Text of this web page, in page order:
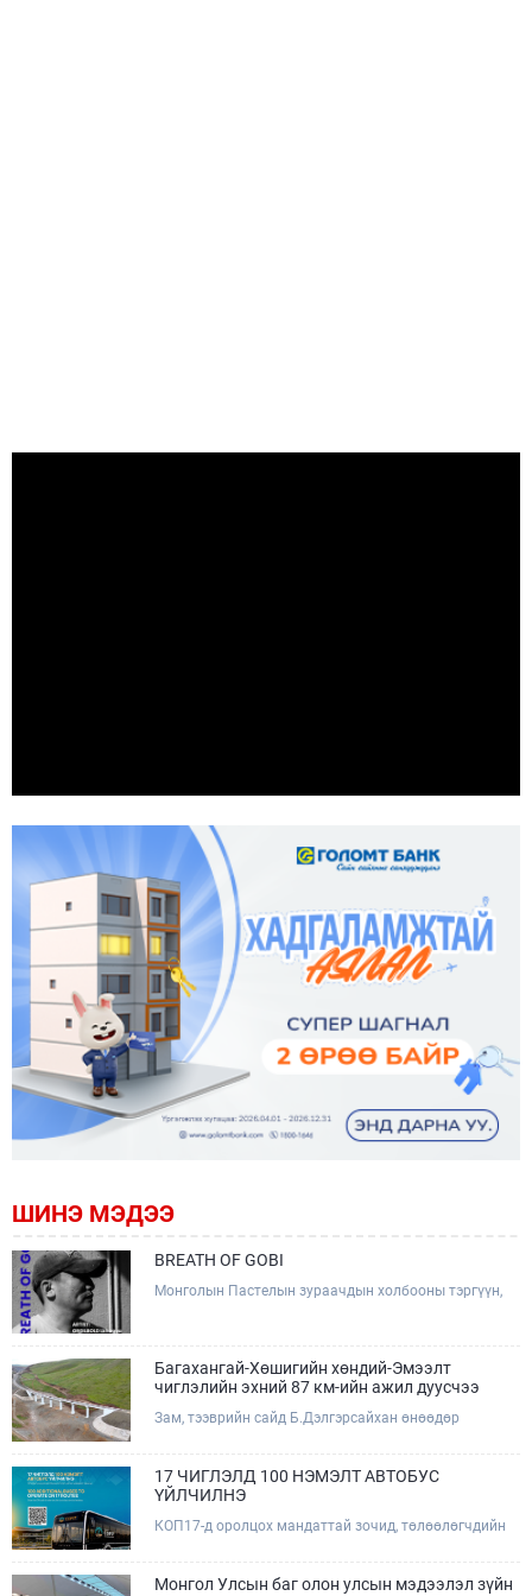
ШИНЭ МЭДЭЭ
BREATH OF GOBI
Монголын Пастелын зураачдын холбооны тэргүүн,
мэндчилж байна.
Багахангай-Хөшигийн хөндий-Эмээлт
чиглэлийн эхний 87 км-ийн ажил дуусчээ
Зам, тээврийн сайд Б.Дэлгэрсайхан өнөөдөр
бүтээн байгуулалтын ажлын явцтай танилцаж,
төмөр замын доод болон дээд бүтцийн үндсэн ажил
тавьж, төслийн талбайд ажиллалаа.
17 ЧИГЛЭЛД 100 НЭМЭЛТ АВТОБУС
ҮЙЛЧИЛНЭ
КОП17-д оролцох мандаттай зочид, төлөөлөгчдийн
буудлууд болон хурлын талбай хооронд урьдчилан
Монгол Улсын баг олон улсын мэдээлэл зүйн